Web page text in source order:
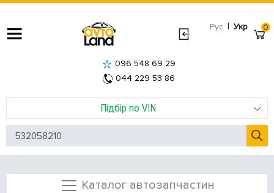
Рус | Укр
Підбір по VIN
096 548 69 29
044 229 53 86
0
Каталог автозапчастин